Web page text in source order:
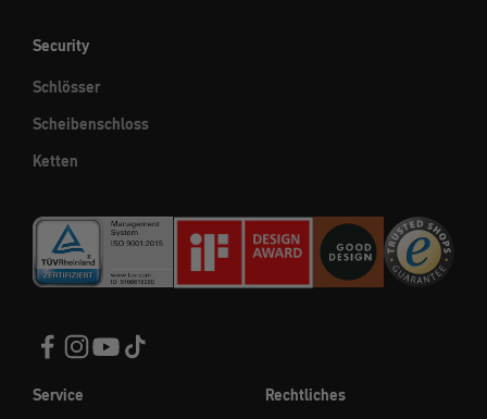
Security
Schlösser
Scheibenschloss
Ketten
Service
Rechtliches